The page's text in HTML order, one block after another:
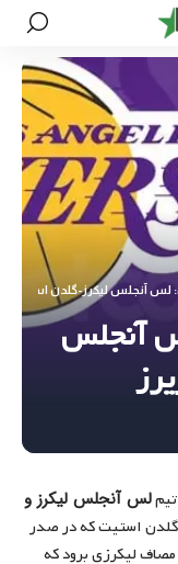
لس آنجلس لیکرز-گلدن استیت
آنجلس
لس آنجلس لیکرز و
استیت که در صدر
لیکرزی برود که